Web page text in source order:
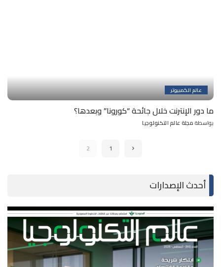
عالم الكمبيوتر
ما دور الإنترنت خلال جائحة “كورونا” وبعدها؟
Posted
بواسطة مجلة عالم التكنولوجيا
1
2
أحدث الإصدارات